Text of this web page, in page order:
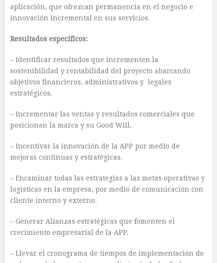
aplicación, que ofrezcan permanencia en el negocio e
innovación incremental en sus servicios.
Resultados específicos:
– Identificar resultados que incrementen la
sostenibilidad y rentabilidad del proyecto abarcando
objetivos financieros, administrativos y legales
estratégicos.
– Incrementar las ventas y resultados comerciales que
posicionan la marca y su Good Will.
– Incentivar la innovación de la APP por medio de
mejoras continuas y estratégicas.
– Encaminar todas las estrategias a las metas operativas y
logísticas en la empresa, por medio de comunicación con
cliente interno y externo.
– Generar Alianzas estratégicas que fomenten el
crecimiento empresarial de la APP.
– Llevar el cronograma de tiempos de implementación de